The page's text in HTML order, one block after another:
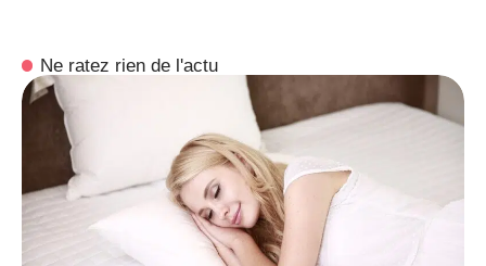
Ne ratez rien de l'actu